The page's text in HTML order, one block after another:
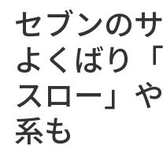
セブンの
よくばり
スロー」
系も